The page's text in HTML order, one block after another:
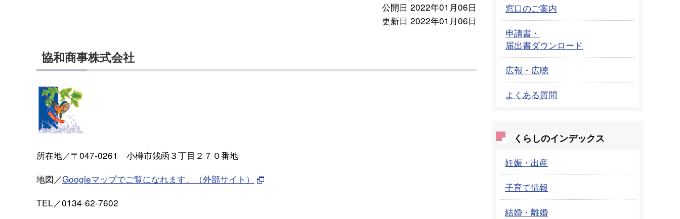
公開日 2022年01月06日
更新日 2022年01月06日
協和商事株式会社
所在地／〒047-0261 小樽市銭函３丁目２７０番地
地図／Googleマップでご覧になれます。（外部サイト）
TEL／0134-62-7602
窓口のご案内
申請書・
届出書ダウンロード
広報・広聴
よくある質問
くらしのインデックス
妊娠・出産
子育て情報
結婚・離婚